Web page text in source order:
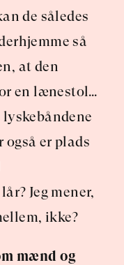
de således
så
at den
en lænestol…
også er plads
Jeg mener,
ikke?
mænd og